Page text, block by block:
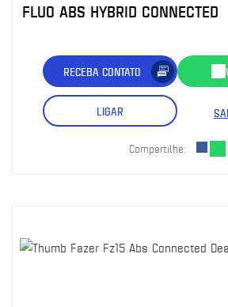
FLUO ABS HYBRID CONNECTED
RECEBA CONTATO
LIGAR
Compartilhe: